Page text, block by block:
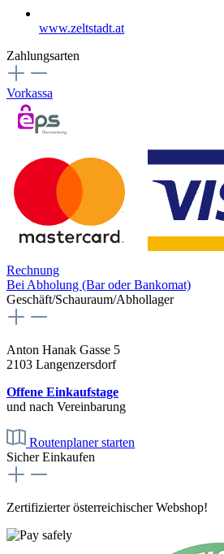
www.zeltstadt.at
Zahlungsarten
Vorkassa
Rechnung
Bei Abholung (Bar oder Bankomat)
Geschäft/Schauraum/Abhollager
Anton Hanak Gasse 5
2103 Langenzersdorf
Offene Einkaufstage
und nach Vereinbarung
Routenplaner starten
Sicher Einkaufen
Zertifizierter österreichischer Webshop!